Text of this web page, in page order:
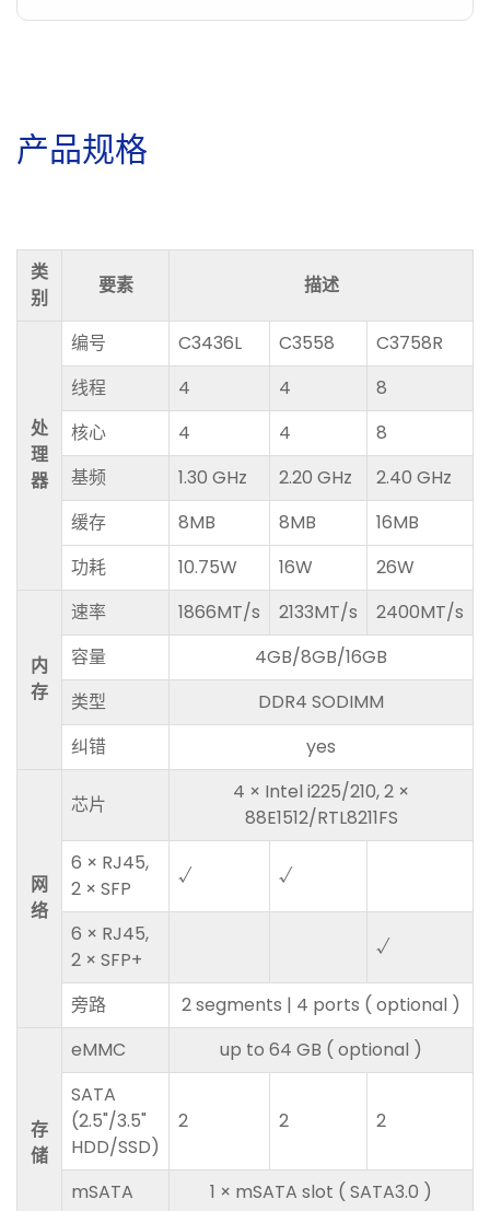
产品规格
类
别
要素 描述
处
理
器
编号 C3436L C3558
C3758R
线程
4 4
8
核心
4 4
8
基频
1.30 GHz 2.20 GHz
2.40 GHz
缓存
8MB 8MB
16MB
功耗
10.75W 16W 26W
内
存
速率 1866MT/s 2133MT/s
2400MT/s
容量
4GB/8GB/16GB
类型
DDR4 SODIMM
纠错
yes
网
络
芯片
4 × Intel i225/210, 2 ×
88E1512/RTL8211FS
6 × RJ45,
2 × SFP
√ √
6 × RJ45,
2 × SFP+
√
旁路 2 segments | 4 ports ( optional )
存
储
eMMC
up to 64 GB ( optional )
SATA
(2.5"/3.5"
HDD/SSD)
2 2 2
mSATA 1 × mSATA slot ( SATA3.0 )